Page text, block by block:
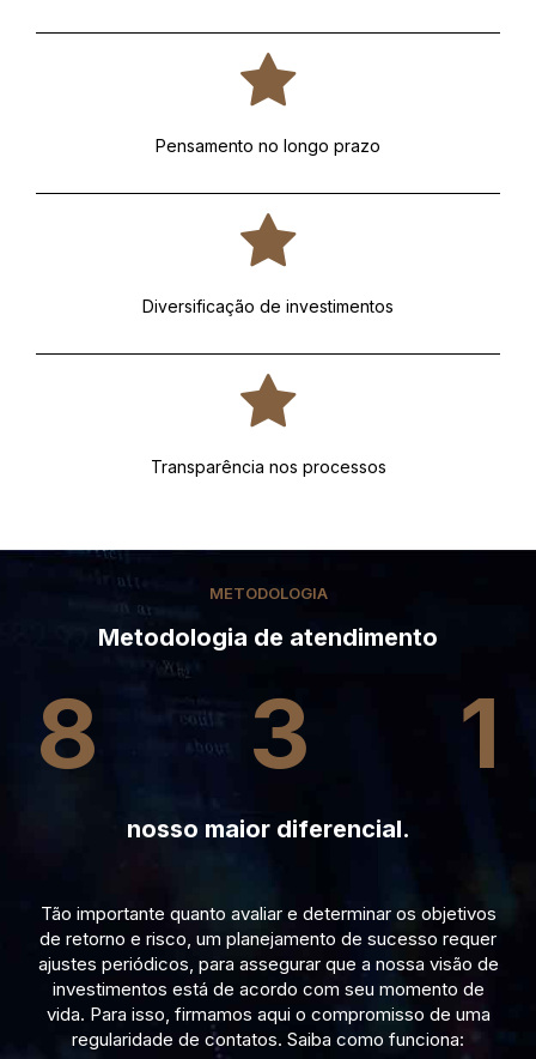
Pensamento no longo prazo
Diversificação de investimentos
Transparência nos processos
METODOLOGIA
Metodologia de atendimento
8 3 1
nosso maior diferencial.
Tão importante quanto avaliar e determinar os objetivos
de retorno e risco, um planejamento de sucesso requer
ajustes periódicos, para assegurar que a nossa visão de
investimentos está de acordo com seu momento de
vida. Para isso, firmamos aqui o compromisso de uma
regularidade de contatos. Saiba como funciona: